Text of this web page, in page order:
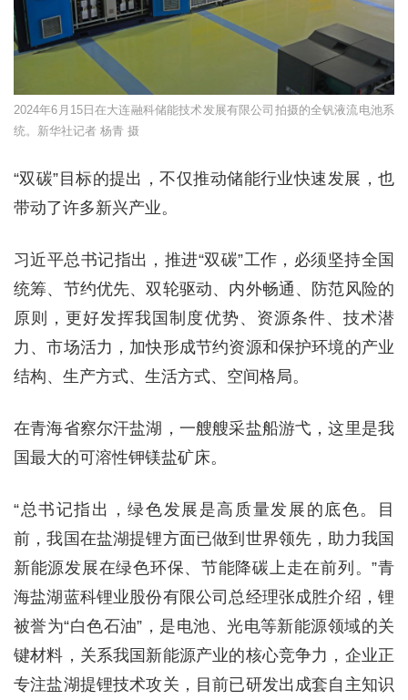
2024年6月15日在大连融科储能技术发展有限公司拍摄的全钒液流电池系
统。新华社记者 杨青 摄
“双碳”目标的提出，不仅推动储能行业快速发展，也
带动了许多新兴产业。
习近平总书记指出，推进“双碳”工作，必须坚持全国
统筹、节约优先、双轮驱动、内外畅通、防范风险的
原则，更好发挥我国制度优势、资源条件、技术潜
力、市场活力，加快形成节约资源和保护环境的产业
结构、生产方式、生活方式、空间格局。
在青海省察尔汗盐湖，一艘艘采盐船游弋，这里是我
国最大的可溶性钾镁盐矿床。
“总书记指出，绿色发展是高质量发展的底色。目
前，我国在盐湖提锂方面已做到世界领先，助力我国
新能源发展在绿色环保、节能降碳上走在前列。”青
海盐湖蓝科锂业股份有限公司总经理张成胜介绍，锂
被誉为“白色石油”，是电池、光电等新能源领域的关
键材料，关系我国新能源产业的核心竞争力，企业正
专注盐湖提锂技术攻关，目前已研发出成套自主知识